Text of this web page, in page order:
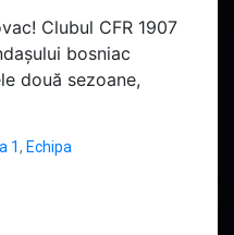
Clubul CFR 1907
bosniac
două sezoane,
1, Echipa